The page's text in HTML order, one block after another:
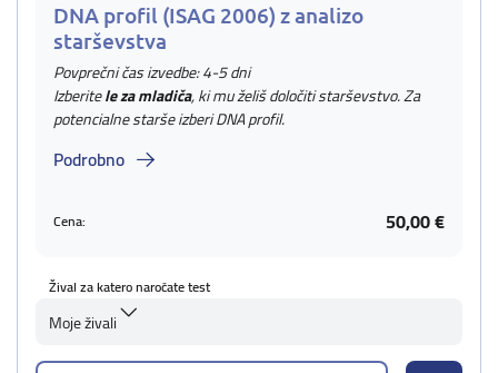
DNA profil (ISAG 2006) z analizo
starševstva
Povprečni čas izvedbe: 4-5 dni
Izberitele za mladiča, ki mu želiš določiti starševstvo. Za
potencialne starše izberi DNA profil.
Podrobno
Cena: 50,00 €
Žival za katero naročate test
Moje živali